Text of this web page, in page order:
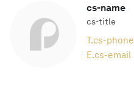
cs-name
cs-title
T.cs-phone
E.cs-email